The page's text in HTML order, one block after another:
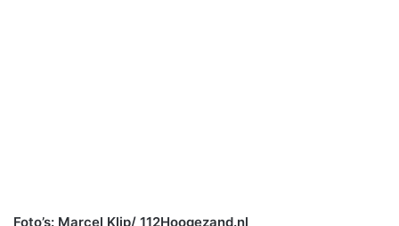
Foto’s: Marcel Klip/ 112Hoogezand.nl